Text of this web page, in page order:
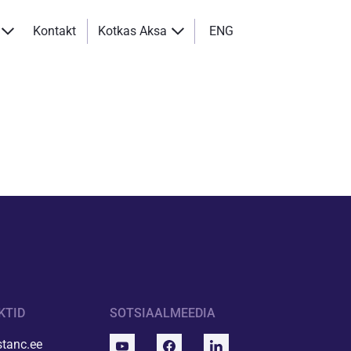
Kontakt Kotkas Aksa ENG
SOTSIAALMEEDIA